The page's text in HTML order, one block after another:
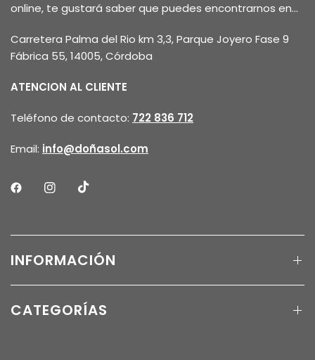
online, te gustará saber que puedes encontrarnos en...
Carretera Palma del Rio km 3,3, Parque Joyero Fase 9
Fábrica 55, 14005, Córdoba
ATENCION AL CLIENTE
Teléfono de contacto: 722 836 712
Email: info@doñasol.com
INFORMACIÓN
CATEGORÍAS